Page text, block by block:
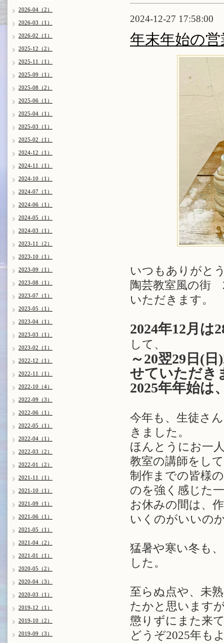
2024-12-27 17:58:00
年末年始の
いつもありがと
陶芸教室風の街
いただきます。
2024年12月は
して、
～20翌29日(
せていただき
2025年年始は
今年も、生徒さ
きました。
ほんとうにお一
教室の講師をし
制作までの皆様
のを強く感じた
お休みの間は、
いくのがいいの
猛暑や寒い冬も
した。
至らぬ点や、未
たかと思います
懲りずにまた来
どうぞ2025年も
2026-04（2）
2026-03（1）
2026-02（1）
2025-12（2）
2025-11（1）
2025-09（1）
2025-08（2）
2025-06（1）
2025-04（1）
2025-03（1）
2025-02（1）
2024-12（1）
2024-11（1）
2024-10（1）
2024-07（1）
2024-06（1）
2024-05（1）
2024-03（1）
2023-11（2）
2023-10（1）
2023-09（1）
2023-08（1）
2023-07（1）
2023-05（1）
2023-04（1）
2023-03（1）
2023-02（1）
2022-12（1）
2022-11（1）
2022-10（4）
2022-09（3）
2022-06（1）
2022-05（1）
2022-04（1）
2022-03（2）
2022-01（2）
2021-11（1）
2021-10（1）
2021-09（1）
2021-06（1）
2021-05（1）
2021-04（2）
2021-01（1）
2020-05（2）
2020-04（3）
2020-03（1）
2019-12（1）
2019-10（2）
2019-09（3）